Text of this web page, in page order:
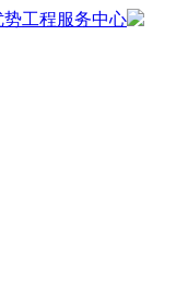
势工程服务中心